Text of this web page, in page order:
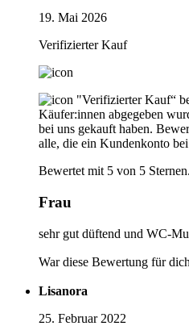
19. Mai 2026
Verifizierter Kauf
"Verifizierter Kauf“
Käufer:innen abgegeben
bei uns gekauft haben.
alle, die ein Kundenkonto bei
Bewertet mit 5 von 5 Sternen.
Frau
sehr gut düftend und WC-
War diese Bewertung für
Lisanora
25. Februar 2022